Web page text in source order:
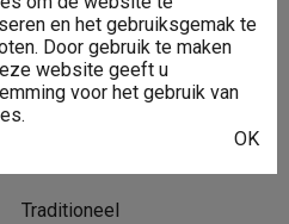
€ 1.202.628
Woning
658 m²
Traditioneel
en het gebruiksgemak te
Door gebruik te maken
website geeft u
voor het gebruik van
OK